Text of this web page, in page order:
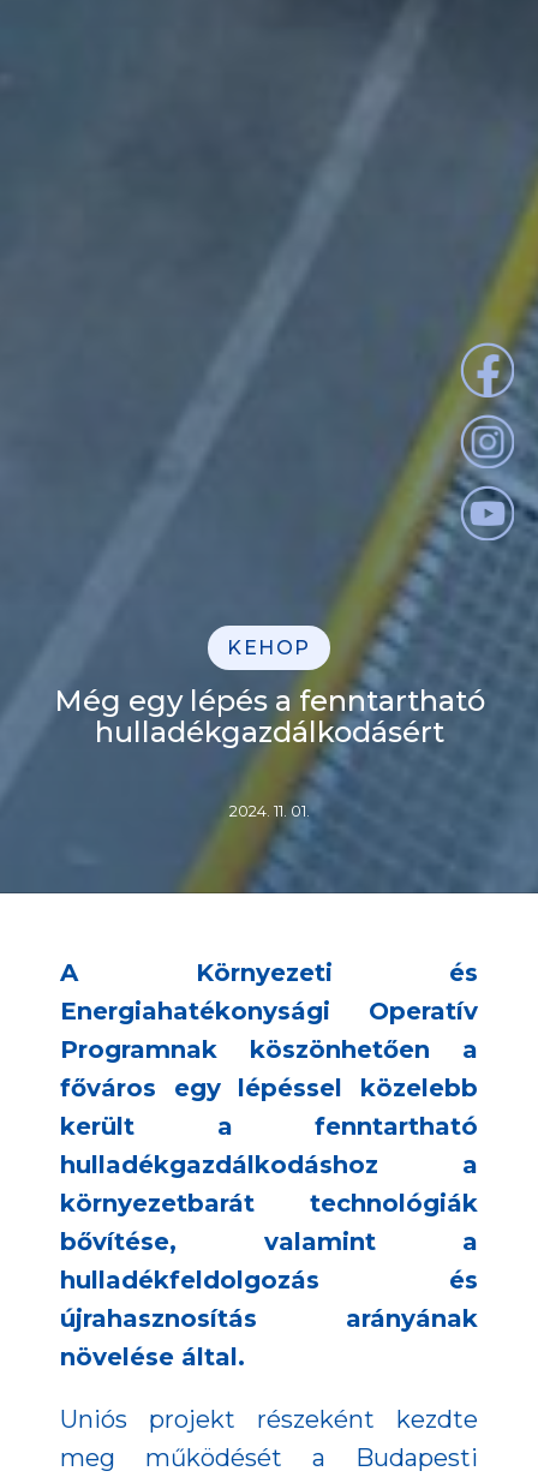
KEHOP
Még egy lépés a fenntartható
hulladékgazdálkodásért
2024. 11. 01.
A Környezeti és
Energiahatékonysági Operatív
Programnak köszönhetően a
főváros egy lépéssel közelebb
került a fenntartható
hulladékgazdálkodáshoz a
környezetbarát technológiák
bővítése, valamint a
hulladékfeldolgozás és
újrahasznosítás arányának
növelése által.
Uniós projekt részeként kezdte
meg működését a Budapesti